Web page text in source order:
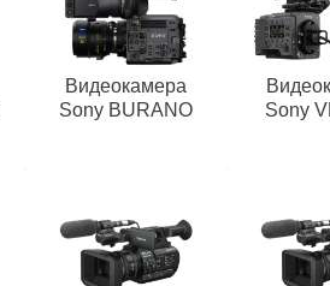
Видеокамера
Sony BURANO
Sony